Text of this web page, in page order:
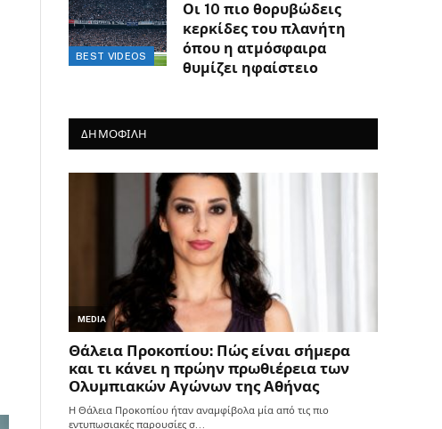
BEST VIDEOS
Οι 10 πιο θορυβώδεις
κερκίδες του πλανήτη
όπου η ατμόσφαιρα
θυμίζει ηφαίστειο
ΔΗΜΟΦΙΛΗ